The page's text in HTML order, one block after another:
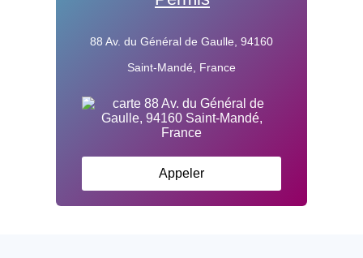
88 Av. du Général de Gaulle, 94160
Saint-Mandé, France
Appeler